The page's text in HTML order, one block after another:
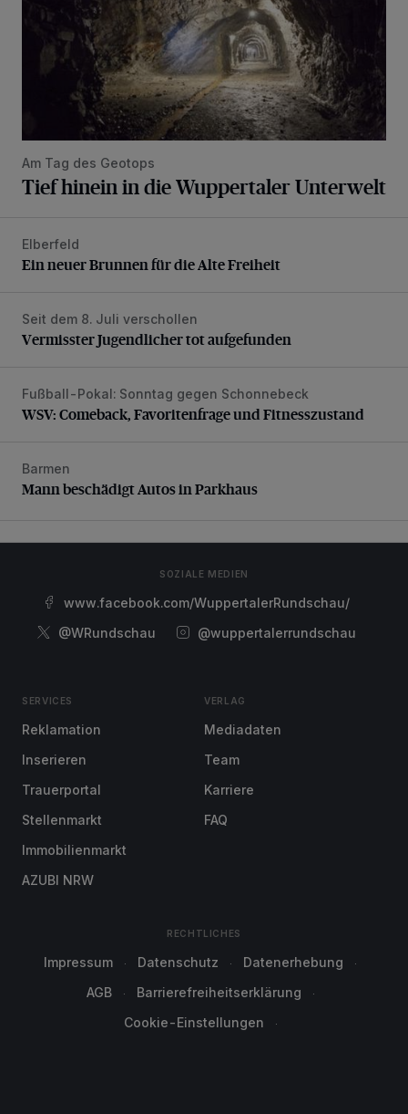
Am Tag des Geotops
Tief hinein in die Wuppertaler Unterwelt
Ein neuer Brunnen für die Alte Freiheit
Elberfeld
Ein neuer Brunnen für die Alte Freiheit
Vermisster Jugendlicher tot aufgefunden
Seit dem 8. Juli verschollen
Vermisster Jugendlicher tot aufgefunden
WSV: Comeback, Favoritenfrage und Fitnesszustand
Fußball-Pokal: Sonntag gegen Schonnebeck
WSV: Comeback, Favoritenfrage und Fitnesszustand
Mann beschädigt Autos in Parkhaus
Barmen
Mann beschädigt Autos in Parkhaus
SOZIALE MEDIEN
www.facebook.com/WuppertalerRundschau/
@WRundschau
@wuppertalerrundschau
SERVICES
Reklamation
Inserieren
Trauerportal
Stellenmarkt
Immobilienmarkt
AZUBI NRW
VERLAG
Mediadaten
Team
Karriere
FAQ
RECHTLICHES
Impressum Datenschutz
Datenerhebung
AGB
Barrierefreiheitserklärung
Cookie-Einstellungen